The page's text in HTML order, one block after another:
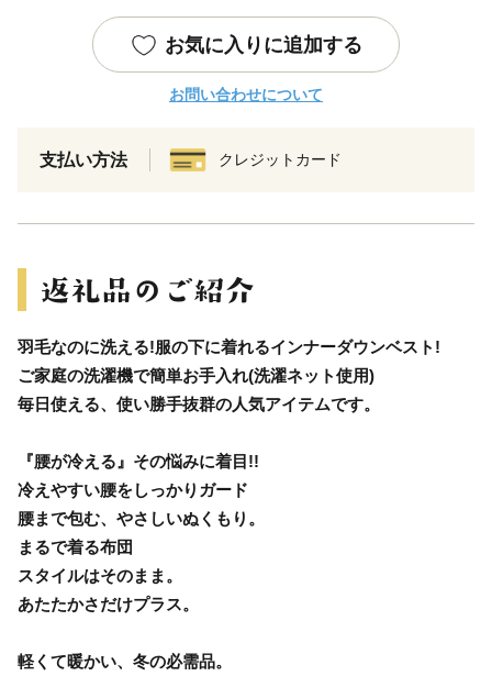
お気に入りに追加する
お問い合わせについて
支払い方法 クレジットカード
羽毛なのに洗える!服の下に着れるインナーダウンベスト!
ご家庭の洗濯機で簡単お手入れ(洗濯ネット使用)
毎日使える、使い勝手抜群の人気アイテムです。
『腰が冷える』その悩みに着目!!
冷えやすい腰をしっかりガード
腰まで包む、やさしいぬくもり。
まるで着る布団
スタイルはそのまま。
あたたかさだけプラス。
軽くて暖かい、冬の必需品。